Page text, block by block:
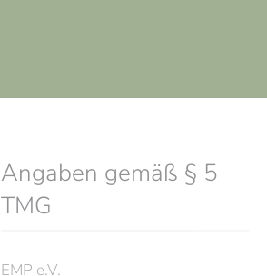
Angaben gemäß § 5
TMG
EMP e.V.